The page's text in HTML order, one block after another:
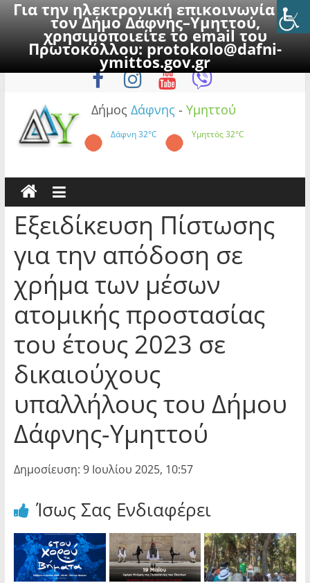
Για την ηλεκτρονική επικοινωνία με
τον Δήμο Δάφνης–Υμηττού,
χρησιμοποιείτε το email του
Πρωτοκόλλου:protokolo@dafni-
ymittos.gov.gr
to
Πέμπτη, 6 Αυγούστου 2026
Δήμος Δάφνης - Υμηττού
Δάφνη32°C Υμηττός32°C
Εξειδίκευση Πίστωσης
για την απόδοση σε
χρήμα των μέσων
ατομικής προστασίας
του έτους 2023 σε
δικαιούχους
υπαλλήλους του Δήμου
Δάφνης-Υμηττού
Δημοσίευση: 9 Ιουλίου 2025, 10:57
Ίσως Σας Ενδιαφέρει